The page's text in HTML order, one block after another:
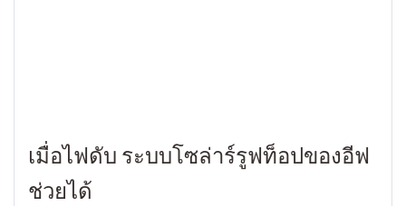
เมื่อไฟดับ ระบบโซล่าร์รูฟท็อปของอีฟ
ช่วยได้